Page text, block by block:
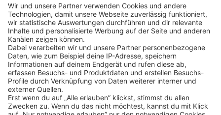
Schnellzugriff
ZAHLUNGSMETHODEN
SOCIAL
NEWSLETTER